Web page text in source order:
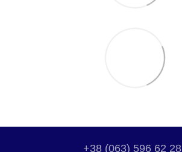
+38 (063) 596 62 28